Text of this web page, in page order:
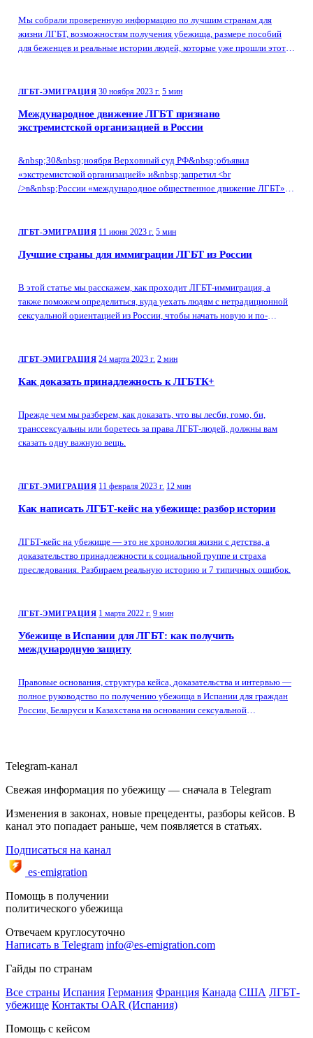
Мы собрали проверенную информацию по лучшим странам для
жизни ЛГБТ, возможностям получения убежища, размере пособий
для беженцев и реальные истории людей, которые уже прошли этот
ЛГБТ-ЭМИГРАЦИЯ 30 ноября 2023 г. 5 мин
Международное движение ЛГБТ признано
экстремистской организацией в России
&nbsp;30&nbsp;ноября Верховный суд РФ&nbsp;объявил
«экстремистской организацией» и&nbsp;запретил <br
/>в&nbsp;России «международное общественное движение ЛГБТ».
ЛГБТ-ЭМИГРАЦИЯ 11 июня 2023 г. 5 мин
Лучшие страны для иммиграции ЛГБТ из России
В этой статье мы расскажем, как проходит ЛГБТ-иммиграция, а
также поможем определиться, куда уехать людям с нетрадиционной
сексуальной ориентацией из России, чтобы начать новую и по-
ЛГБТ-ЭМИГРАЦИЯ 24 марта 2023 г. 2 мин
Как доказать принадлежность к ЛГБТК+
Прежде чем мы разберем, как доказать, что вы лесби, гомо, би,
транссексуальны или боретесь за права ЛГБТ-людей, должны вам
сказать одну важную вещь.
ЛГБТ-ЭМИГРАЦИЯ 11 февраля 2023 г. 12 мин
Как написать ЛГБТ-кейс на убежище: разбор истории
ЛГБТ-кейс на убежище — это не хронология жизни с детства, а
доказательство принадлежности к социальной группе и страха
преследования. Разбираем реальную историю и 7 типичных ошибок.
ЛГБТ-ЭМИГРАЦИЯ 1 марта 2022 г. 9 мин
Убежище в Испании для ЛГБТ: как получить
международную защиту
Правовые основания, структура кейса, доказательства и интервью —
полное руководство по получению убежища в Испании для граждан
России, Беларуси и Казахстана на основании сексуальной
Telegram-канал
Свежая информация по убежищу — сначала в Telegram
Изменения в законах, новые прецеденты, разборы кейсов. В
канал это попадает раньше, чем появляется в статьях.
Подписаться на канал
es·emigration
Помощь в получении
политического убежища
Отвечаем круглосуточно
Написать в Telegram info@es-emigration.com
Гайды по странам
Все страны Испания Германия Франция Канада США ЛГБТ-
убежище Контакты OAR (Испания)
Помощь с кейсом